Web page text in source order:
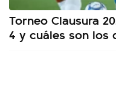
Torneo Clausura
4 y cuáles son los